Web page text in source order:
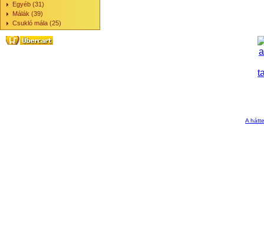
Egyéb (31)
Málák (39)
Csukló mála (25)
A